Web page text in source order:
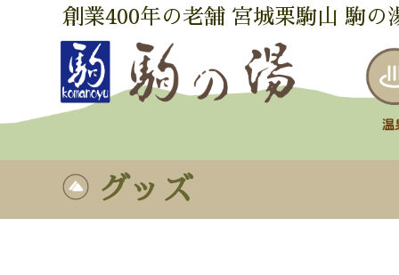
創業400年の老舗 宮城栗駒山 駒の
グッズ